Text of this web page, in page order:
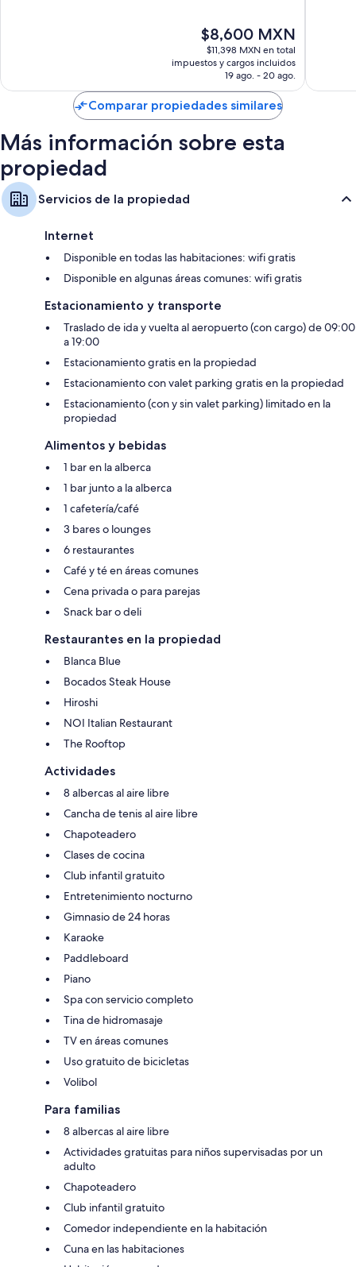
El
precio
actual
de
$8,600 MXN
$8,600 MXN
$11,398 MXN en total
impuestos y cargos incluidos
19 ago. - 20 ago.
Comparar propiedades similares
Más información sobre esta
propiedad
Servicios de la propiedad
Internet
Disponible en todas las habitaciones: wifi gratis
Disponible en algunas áreas comunes: wifi gratis
Estacionamiento y transporte
Traslado de ida y vuelta al aeropuerto (con cargo) de 09:00
a 19:00
Estacionamiento gratis en la propiedad
Estacionamiento con valet parking gratis en la propiedad
Estacionamiento (con y sin valet parking) limitado en la
propiedad
Alimentos y bebidas
1 bar en la alberca
1 bar junto a la alberca
1 cafetería/café
3 bares o lounges
6 restaurantes
Café y té en áreas comunes
Cena privada o para parejas
Snack bar o deli
Restaurantes en la propiedad
Blanca Blue
Bocados Steak House
Hiroshi
NOI Italian Restaurant
The Rooftop
Actividades
8 albercas al aire libre
Cancha de tenis al aire libre
Chapoteadero
Clases de cocina
Club infantil gratuito
Entretenimiento nocturno
Gimnasio de 24 horas
Karaoke
Paddleboard
Piano
Spa con servicio completo
Tina de hidromasaje
TV en áreas comunes
Uso gratuito de bicicletas
Volibol
Para familias
8 albercas al aire libre
Actividades gratuitas para niños supervisadas por un
adulto
Chapoteadero
Club infantil gratuito
Comedor independiente en la habitación
Cuna en las habitaciones